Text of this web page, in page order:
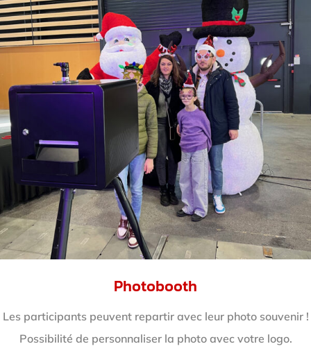
Photobooth
Les participants peuvent repartir avec leur photo souvenir !
Possibilité de personnaliser la photo avec votre logo.